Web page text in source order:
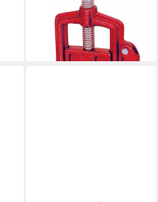
dir
Rohrschraubstock
geschmiedet 1/2" - 3
139,98 €
lieferbar - in 2-3 Werktagen bei dir